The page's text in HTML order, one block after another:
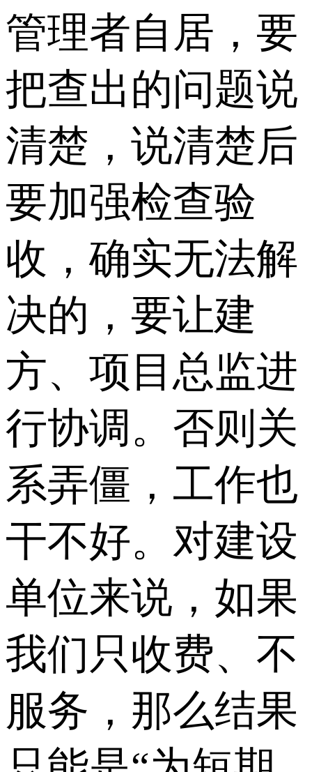
管理者自居，要
把查出的问题说
清楚，说清楚后
要加强检查验
收，确实无法解
决的，要让建
方、项目总监进
行协调。否则关
系弄僵，工作也
干不好。对建设
单位来说，如果
我们只收费、不
服务，那么结果